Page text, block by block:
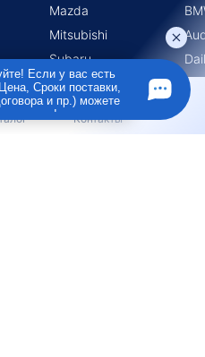
Mazda
Mitsubishi
Subaru
Suzuki
Контакты
Если у вас есть
Сроки поставки,
и пр.) можете
мне в чат!